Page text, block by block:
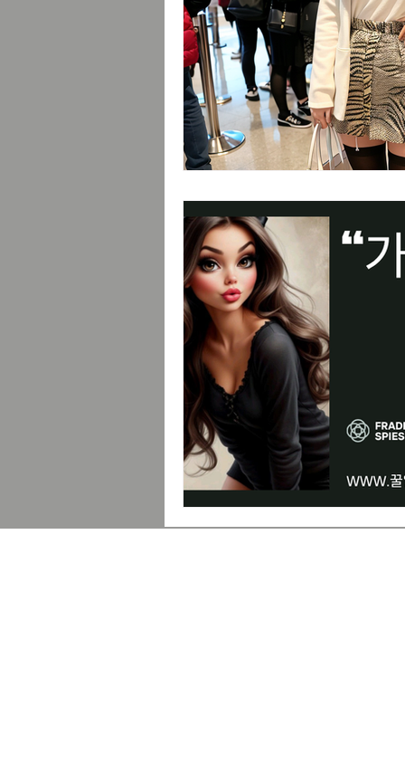
힐링코스 프리랜서 부업트